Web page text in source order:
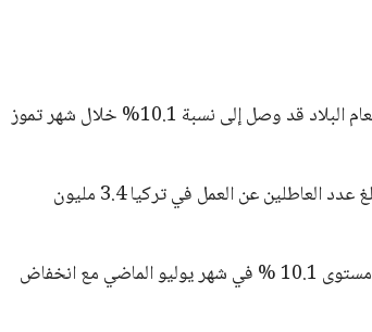
أعلن معهد الإحصاء التركي أمس الاثنين ، أن معدل البطالة العام البلاد قد وصل إلى نسبة 10.1% خلال شهر تموز
عن معهد الإحصاء التركي ، فقد بلغ عدد العاطلين عن العمل في تركيا 3.4 مليون
ووفقاً لبيانات المعهد ، فقد كان معدل البطالة في تركيا عند مستوى 10.1 % في شهر يوليو الماضي مع انخفاض